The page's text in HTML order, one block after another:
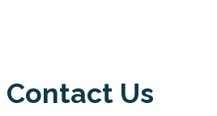
Contact Us